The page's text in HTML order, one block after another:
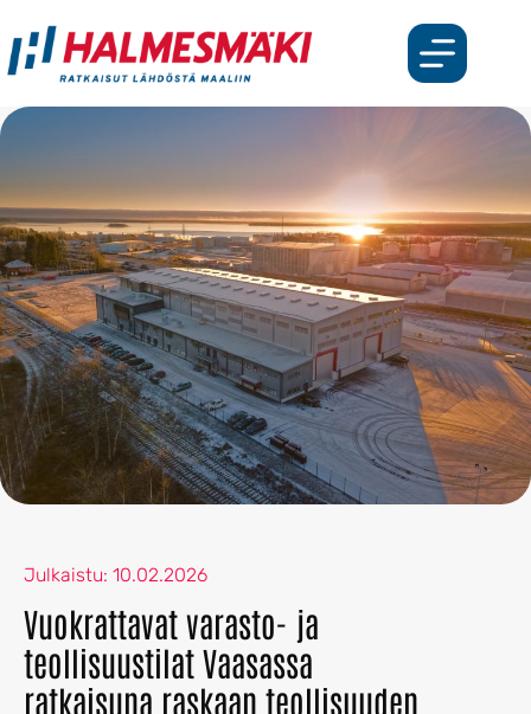
Julkaistu: 10.02.2026
Vuokrattavat varasto- ja
teollisuustilat Vaasassa
ratkaisuna raskaan teollisuuden